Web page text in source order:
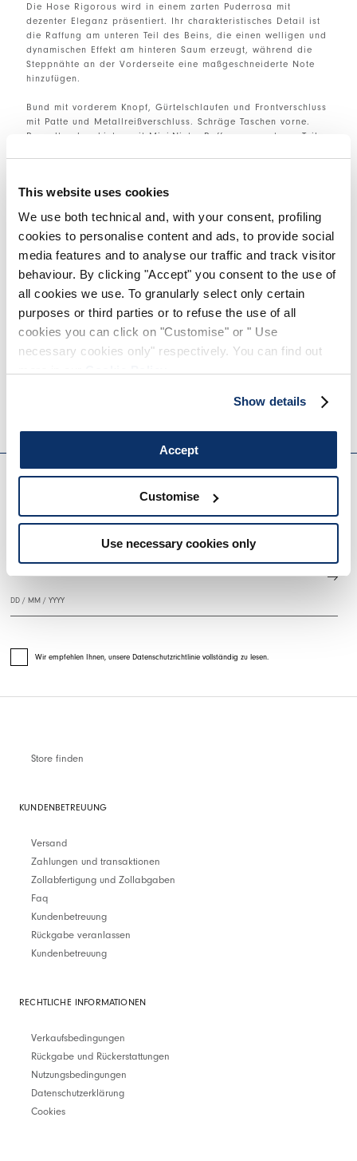
This website uses cookies
We use both technical and, with your consent, profiling
cookies to personalise content and ads, to provide social
media features and to analyse our traffic and track visitor
behaviour. By clicking "Accept" you consent to the use of
all cookies we use. To granularly select only certain
purposes or third parties or to refuse the use of all
cookies you can click on "Customise" or " Use
necessary cookies only" respectively. You can find out
Show details
Accept
Customise
Use necessary cookies only
Die Hose Rigorous wird in einem zarten Puderrosa mit
dezenter Eleganz präsentiert. Ihr charakteristisches Detail ist
die Raffung am unteren Teil des Beins, die einen welligen und
dynamischen Effekt am hinteren Saum erzeugt, während die
Steppnähte an der Vorderseite eine maßgeschneiderte Note
hinzufügen.
Bund mit vorderem Knopf, Gürtelschlaufen und Frontverschluss
mit Patte und Metallreißverschluss. Schräge Taschen vorne.
Paspeltaschen hinten mit Mini-Niete. Raffung am unteren Teil
BEHANDLUNG: Das Kleidungsstück wird in kleinen Wannen
Sprüheffekt versehen, der Schattierungen erzeugt und jedem
Teil ein einzigartiges Aussehen verleiht.
GRÖSSE & PASSFORM
EINZELHEITEN ZUM PRODUKT
EVERYDAY COUTURE
MELDEN SIE SICH FÜR UNSEREN NEWSLETTER AN
Wir empfehlen Ihnen, unsere Datenschutzrichtlinie vollständig zu lesen.
Store finden
KUNDENBETREUUNG
Versand
Zahlungen und transaktionen
Zollabfertigung und Zollabgaben
Faq
Kundenbetreuung
Rückgabe veranlassen
Kundenbetreuung
RECHTLICHE INFORMATIONEN
Verkaufsbedingungen
Rückgabe und Rückerstattungen
Nutzungsbedingungen
Datenschutzerklärung
Cookies